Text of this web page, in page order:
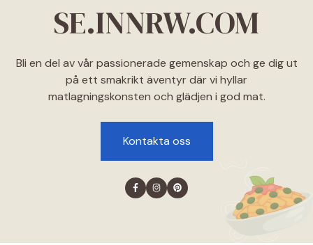
SE.INNRW.COM
Bli en del av vår passionerade gemenskap och ge dig ut
på ett smakrikt äventyr där vi hyllar
matlagningskonsten och glädjen i god mat.
Kontakta oss